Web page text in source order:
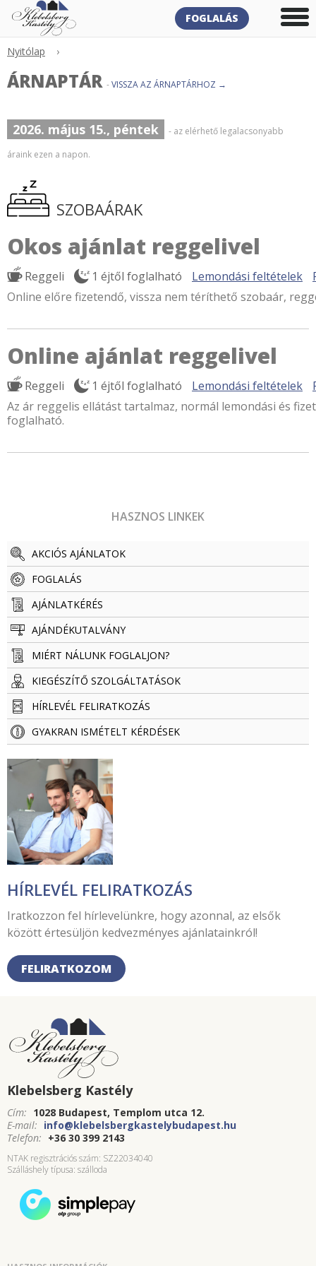
FOGLALÁS
Nyitólap ›
ÁRNAPTÁR -VISSZA AZ ÁRNAPTÁRHOZ →
2026. május 15., péntek
- az elérhető legalacsonyabb
áraink ezen a napon.
SZOBAÁRAK
Okos ajánlat reggelivel
Reggeli 1 éjtől foglalható Lemondási feltételek
Online előre fizetendő, vissza nem téríthető szobaár,
Online ajánlat reggelivel
Reggeli 1 éjtől foglalható Lemondási feltételek
Az ár reggelis ellátást tartalmaz, normál lemondási és
foglalható.
HASZNOS LINKEK
AKCIÓS AJÁNLATOK
FOGLALÁS
AJÁNLATKÉRÉS
AJÁNDÉKUTALVÁNY
MIÉRT NÁLUNK FOGLALJON?
KIEGÉSZÍTŐ SZOLGÁLTATÁSOK
HÍRLEVÉL FELIRATKOZÁS
GYAKRAN ISMÉTELT KÉRDÉSEK
HÍRLEVÉL FELIRATKOZÁS
Iratkozzon fel hírlevelünkre, hogy azonnal, az elsők
között értesüljön kedvezményes ajánlatainkról!
FELIRATKOZOM
Klebelsberg Kastély
Cím: 1028 Budapest, Templom utca 12.
E-mail: info@klebelsbergkastelybudapest.hu
Telefon: +36 30 399 2143
NTAK regisztrációs szám: SZ22034040
Szálláshely típusa: szálloda